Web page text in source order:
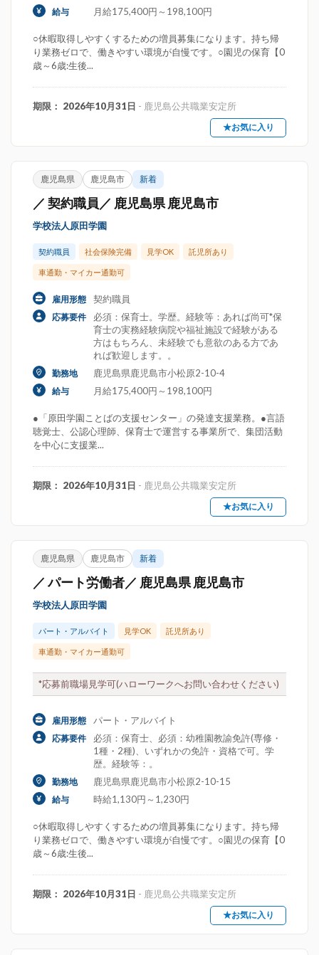
給与 月給175,400円～198,100円
○休暇取得しやすくするための増員募集になります。持ち帰
り業務ゼロで、働きやすい環境が自慢です。○園児の保育【0
歳～6歳:生後...
期限： 2026年10月31日 - 鹿児島公共職業安定所
★お気に入り
鹿児島県 鹿児島市 新着
／ 契約職員／ 鹿児島県 鹿児島市
学校法人原田学園
契約職員 社会保険完備 見学OK 託児所あり
車通勤・マイカー通勤可
雇用形態 契約職員
応募要件
必須：保育士。学歴。経験等：あれば尚可*保
育士の実務経験病院や福祉施設で経験がある
方はもちろん、未経験でも意欲のある方であ
れば歓迎します。。
勤務地 鹿児島県鹿児島市小松原2-10-4
給与 月給175,400円～198,100円
●「原田学園ことばの支援センター」の発達支援業務。●言語
聴覚士、公認心理師、保育士で運営する事業所で、集団活動
を中心に支援業...
期限： 2026年10月31日 - 鹿児島公共職業安定所
★お気に入り
鹿児島県 鹿児島市 新着
／ パート労働者／ 鹿児島県 鹿児島市
学校法人原田学園
パート・アルバイト 見学OK 託児所あり
車通勤・マイカー通勤可
*応募前職場見学可(ハローワークへお問い合わせください)
雇用形態 パート・アルバイト
応募要件
必須：保育士、必須：幼稚園教諭免許(専修・
1種・2種)、いずれかの免許・資格で可。学
歴。経験等：。
勤務地 鹿児島県鹿児島市小松原2-10-15
給与 時給1,130円～1,230円
○休暇取得しやすくするための増員募集になります。持ち帰
り業務ゼロで、働きやすい環境が自慢です。○園児の保育【0
歳～6歳:生後...
期限： 2026年10月31日 - 鹿児島公共職業安定所
★お気に入り